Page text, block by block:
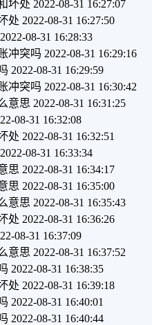
坏处 2022-08-31 16:27:07
处 2022-08-31 16:27:50
2022-08-31 16:28:33
冲突吗 2022-08-31 16:29:16
2022-08-31 16:29:59
冲突吗 2022-08-31 16:30:42
意思 2022-08-31 16:31:25
08-31 16:32:08
处 2022-08-31 16:32:51
2022-08-31 16:33:34
思 2022-08-31 16:34:17
思 2022-08-31 16:35:00
意思 2022-08-31 16:35:43
处 2022-08-31 16:36:26
08-31 16:37:09
意思 2022-08-31 16:37:52
2022-08-31 16:38:35
处 2022-08-31 16:39:18
2022-08-31 16:40:01
2022-08-31 16:40:44